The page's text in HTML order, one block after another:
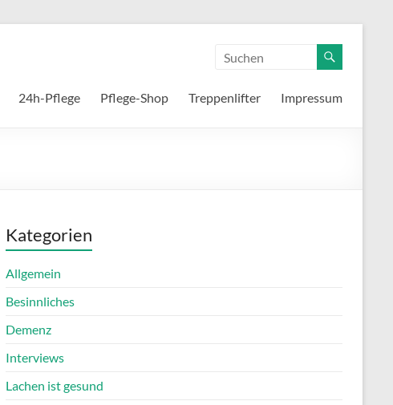
24h-Pflege Pflege-Shop Treppenlifter Impressum
Kategorien
Allgemein
Besinnliches
Demenz
Interviews
Lachen ist gesund